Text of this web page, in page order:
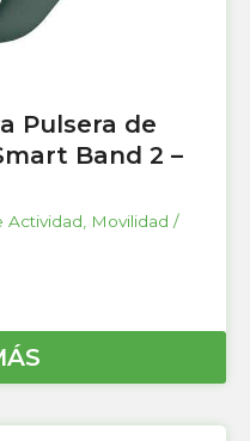
Pulsera de
Band 2 –
Actividad
Movilidad /